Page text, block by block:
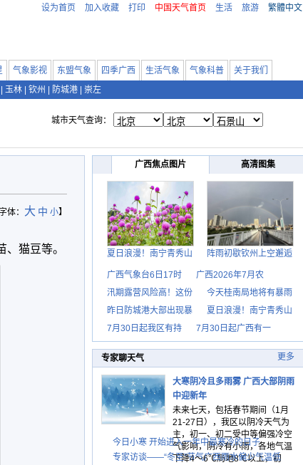
设为首页 加入收藏 打印 中国天气首页 生活 旅游 繁體中文
气象影视 东盟气象 四季广西 生活气象 气象科普
关于我们
玉林 钦州 防城港 崇左
城市天气查询：
体： 大 中 小】
猫豆等。
广西焦点图片 高清图集
夏日浪漫！南宁青秀山 阵雨初歇钦州上空邂逅
广西气象台6日17时
广西2026年7月农
汛期露营风险高！这份
今天桂南局地将有暴雨
昨日防城港大部出现暴
夏日浪漫！南宁青秀山
7月30日起我区有持
7月30日起广西有一
专家聊天气 更多
大寒阴冷且多雨雾 广西大部阴雨
中迎新年
未来七天，包括春节期间（1月
21-27日），我区以阴冷天气为
主，初一、初二受中等偏强冷空
气影响，阴冷有小雨，各地气温
下降4～6℃局地8℃以上，初
今日小寒 开始进入一年中最寒冷的日子
专家访谈——“冬至”节气广西雨水偏少气温低